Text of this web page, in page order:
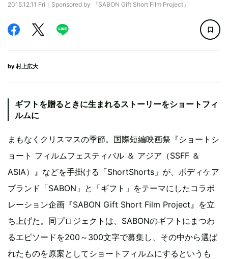
2015.12.11 Fri Sponsored by 『SABON Gift Short Film Project』
by 村上広大
ギフトを贈るときに生まれるストーリーをショートフィ
ルムに
まもなくクリスマスの季節。国際短編映画祭『ショートシ
ョート フィルムフェスティバル ＆ アジア（SSFF ＆
ASIA）』などを手掛ける「ShortShorts」が、ボディケア
ブランド「SABON」と「ギフト」をテーマにしたコラボ
レーション企画『SABON Gift Short Film Project』を立
ち上げた。同プロジェクトは、SABONのギフトにまつわ
るエピソードを200～300文字で募集し、その中から選ば
れたものを原案としてショートフィルムにするというも